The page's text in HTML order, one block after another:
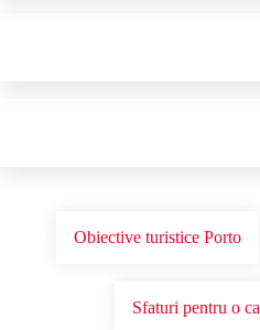
Obiective turistice Porto
Sfaturi pentru o